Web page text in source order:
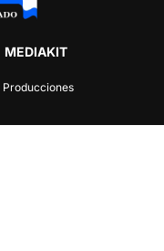
MEDIAKIT
Producciones